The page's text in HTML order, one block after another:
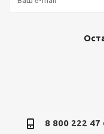
8 800 222 47